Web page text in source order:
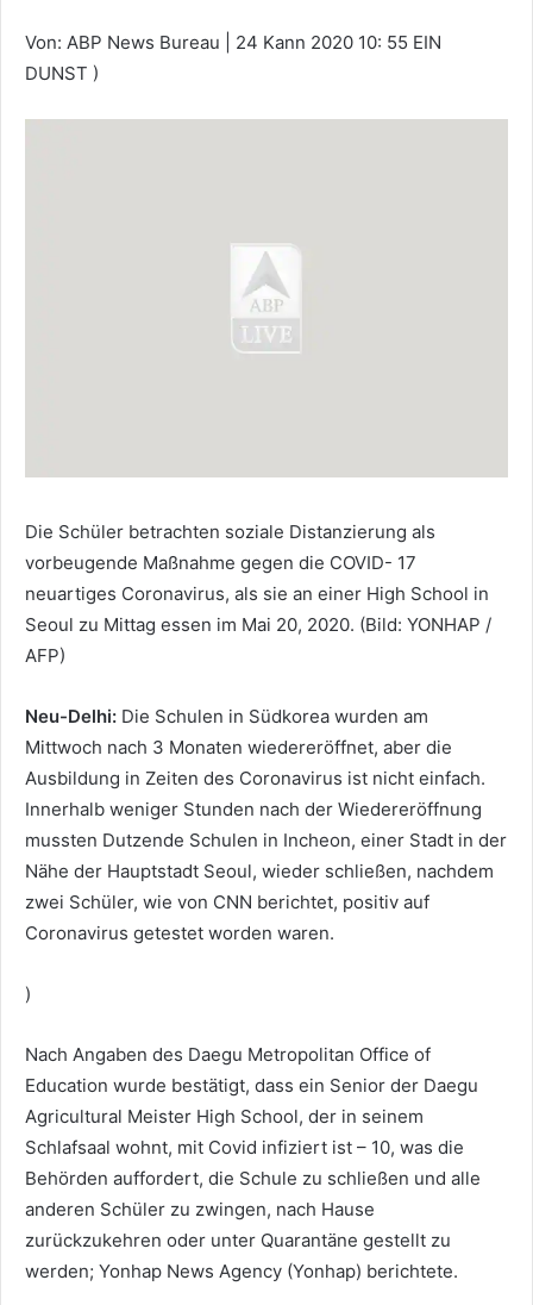
Von: ABP News Bureau
24 Kann 2020 10: 55 EIN
DUNST )
Die Schüler betrachten soziale Distanzierung als
vorbeugende Maßnahme gegen die COVID- 17
neuartiges Coronavirus, als sie an einer High School in
Seoul zu Mittag essen im Mai 20, 2020. (Bild: YONHAP /
AFP)
Neu-Delhi: Die Schulen in Südkorea wurden am
Mittwoch nach 3 Monaten wiedereröffnet, aber die
Ausbildung in Zeiten des Coronavirus ist nicht einfach.
Innerhalb weniger Stunden nach der Wiedereröffnung
mussten Dutzende Schulen in Incheon, einer Stadt in der
Nähe der Hauptstadt Seoul, wieder schließen, nachdem
zwei Schüler, wie von CNN berichtet, positiv auf
Coronavirus getestet worden waren.
)
Nach Angaben des Daegu Metropolitan Office of
Education wurde bestätigt, dass ein Senior der Daegu
Agricultural Meister High School, der in seinem
Schlafsaal wohnt, mit Covid infiziert ist – 10, was die
Behörden auffordert, die Schule zu schließen und alle
anderen Schüler zu zwingen, nach Hause
zurückzukehren oder unter Quarantäne gestellt zu
werden; Yonhap News Agency (Yonhap) berichtete.